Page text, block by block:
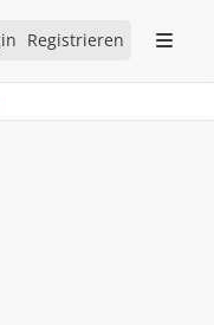
Registrieren